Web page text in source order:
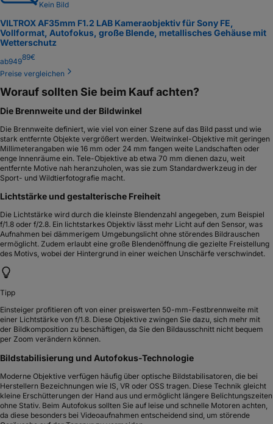
Kein Bild
VILTROX AF35mm F1.2 LAB Kameraobjektiv für Sony FE,
Vollformat, Autofokus, große Blende, metallisches Gehäuse mit
Wetterschutz
ab94989€
Preise vergleichen
Worauf sollten Sie beim Kauf achten?
Die Brennweite und der Bildwinkel
Die Brennweite definiert, wie viel von einer Szene auf das Bild passt und wie
stark entfernte Objekte vergrößert werden. Weitwinkel-Objektive mit geringen
Millimeterangaben wie 16 mm oder 24 mm fangen weite Landschaften oder
enge Innenräume ein. Tele-Objektive ab etwa 70 mm dienen dazu, weit
entfernte Motive nah heranzuholen, was sie zum Standardwerkzeug in der
Sport- und Wildtierfotografie macht.
Lichtstärke und gestalterische Freiheit
Die Lichtstärke wird durch die kleinste Blendenzahl angegeben, zum Beispiel
f/1.8 oder f/2.8. Ein lichtstarkes Objektiv lässt mehr Licht auf den Sensor, was
Aufnahmen bei dämmerigem Umgebungslicht ohne störendes Bildrauschen
ermöglicht. Zudem erlaubt eine große Blendenöffnung die gezielte Freistellung
des Motivs, wobei der Hintergrund in einer weichen Unschärfe verschwindet.
Tipp
Einsteiger profitieren oft von einer preiswerten 50-mm-Festbrennweite mit
einer Lichtstärke von f/1.8. Diese Objektive zwingen Sie dazu, sich mehr mit
der Bildkomposition zu beschäftigen, da Sie den Bildausschnitt nicht bequem
per Zoom verändern können.
Bildstabilisierung und Autofokus-Technologie
Moderne Objektive verfügen häufig über optische Bildstabilisatoren, die bei
Herstellern Bezeichnungen wie IS, VR oder OSS tragen. Diese Technik gleicht
kleine Erschütterungen der Hand aus und ermöglicht längere Belichtungszeiten
ohne Stativ. Beim Autofokus sollten Sie auf leise und schnelle Motoren achten,
da diese besonders bei Videoaufnahmen entscheidend sind, um störende